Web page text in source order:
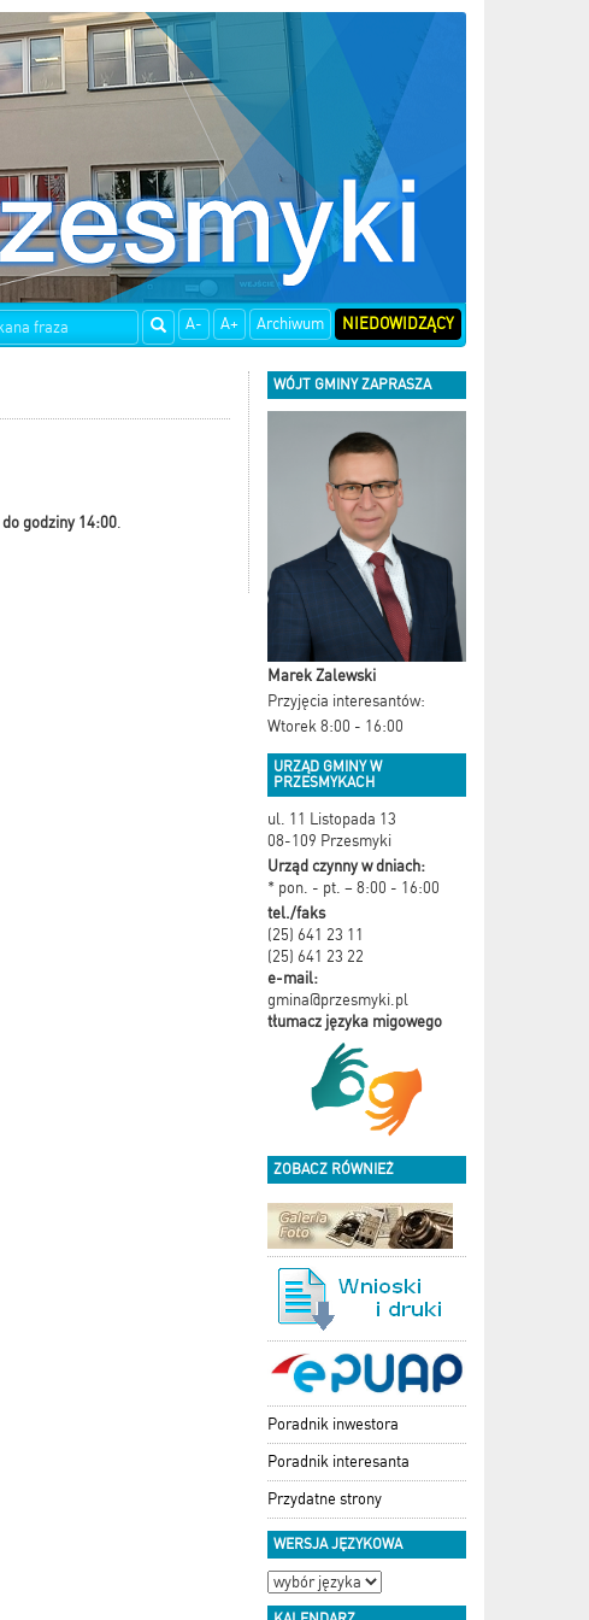
A- A+ Archiwum NIEDOWIDZĄCY
do godziny 14:00.
WÓJT GMINY ZAPRASZA
Marek Zalewski
Przyjęcia interesantów:
Wtorek 8:00 - 16:00
URZĄD GMINY W
PRZESMYKACH
ul. 11 Listopada 13
08-109 Przesmyki
Urząd czynny w dniach:
* pon. - pt. – 8:00 - 16:00
tel./faks
(25) 641 23 11
(25) 641 23 22
e-mail:
gmina@przesmyki.pl
tłumacz języka migowego
ZOBACZ RÓWNIEŻ
Poradnik inwestora
Poradnik interesanta
Przydatne strony
WERSJA JĘZYKOWA